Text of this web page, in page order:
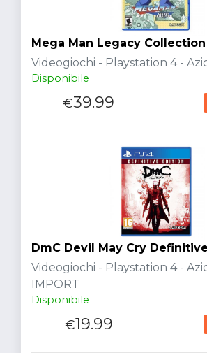
Mega Man Legacy Collection
Videogiochi - Playstation 4 -
Disponibile
€39.99
DmC Devil May Cry
Videogiochi - Playstation 4 -
IMPORT
Disponibile
€19.99